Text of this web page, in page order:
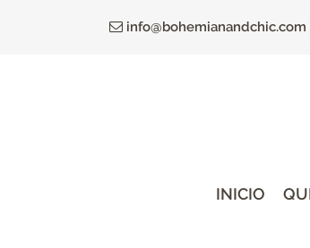
info@bohemianandchic.com
INICIO